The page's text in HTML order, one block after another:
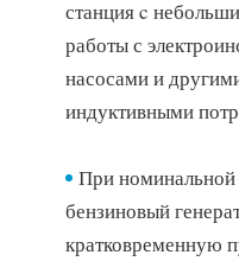
частоту, количество
масла.
Станция оснащена
станция c
работы с
насосами и
индуктивными
При
бензиновый
кратковременную